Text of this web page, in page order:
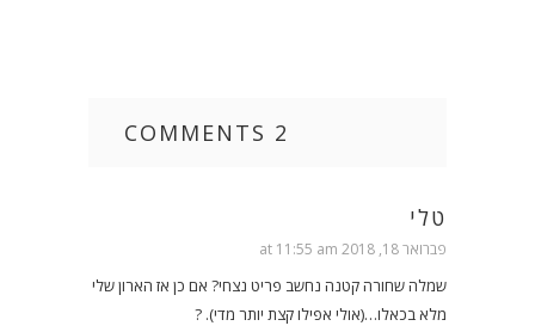
2 COMMENTS
טלי
פברואר 18, 2018 at 11:55 am
שמלה שחורה קטנה נחשב פריט נצחי? אם כן אז הארון שלי
מלא בכאלו…(אולי אפילו קצת יותר מדי). ?